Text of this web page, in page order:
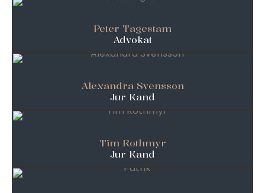
Peter Tagestam
Advokat
Alexandra Svensson
Jur Kand
Tim Rothmyr
Jur Kand